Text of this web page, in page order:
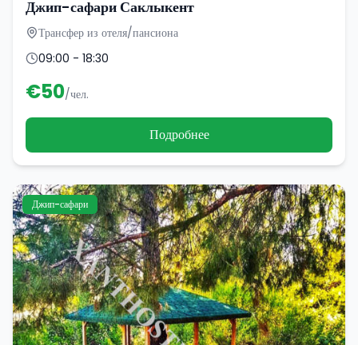
Джип-сафари Саклыкент
Трансфер из отеля/пансиона
09:00 - 18:30
€50/чел.
Подробнее
Джип-сафари